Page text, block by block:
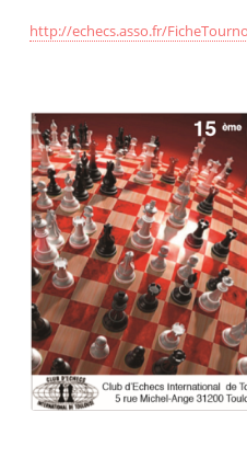
http://echecs.asso.fr/